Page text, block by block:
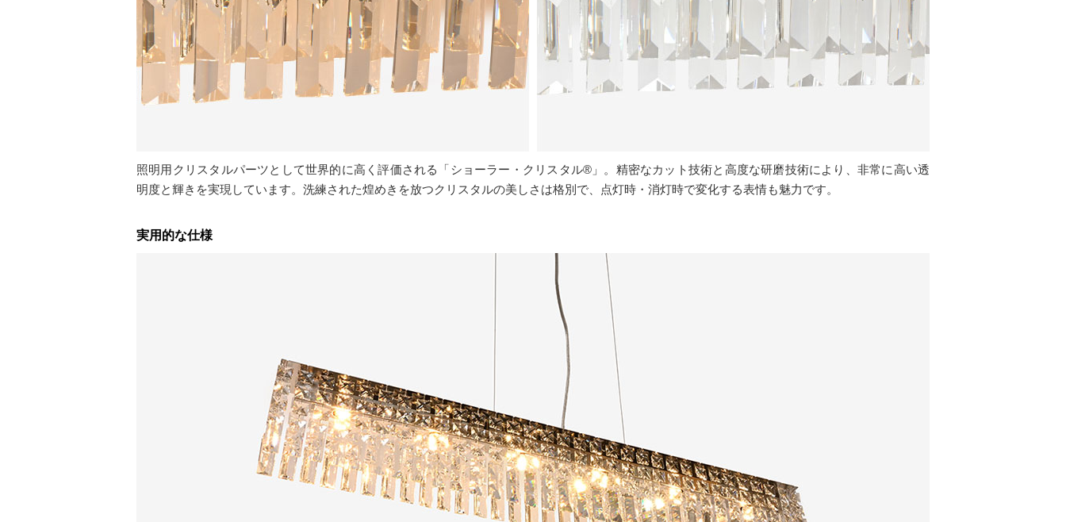
照明用クリスタルパーツとして世界的に高く評価される「ショーラー・クリスタル®」。精密なカット技術と高度な研磨技術により、非常に高い透
明度と輝きを実現しています。洗練された煌めきを放つクリスタルの美しさは格別で、点灯時・消灯時で変化する表情も魅力です。
実用的な仕様